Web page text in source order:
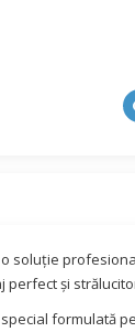
soluție
și
formulată